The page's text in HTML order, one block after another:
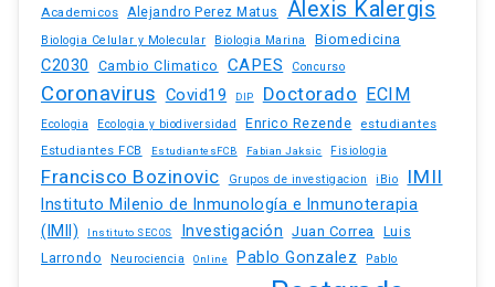
Academicos Alejandro Perez Matus Alexis Kalergis
Biologia Celular y Molecular Biologia Marina Biomedicina
C2030 Cambio Climatico CAPES Concurso
Coronavirus Covid19 DIP Doctorado ECIM
Ecologia Ecologia y biodiversidad Enrico Rezende estudiantes
Estudiantes FCB EstudiantesFCB Fabian Jaksic Fisiologia
Francisco Bozinovic Grupos de investigacion iBio IMII
Instituto Milenio de Inmunología e Inmunoterapia
(IMII)
Instituto SECOS Investigación Juan Correa
Luis
Larrondo
Neurociencia Online Pablo Gonzalez Pablo